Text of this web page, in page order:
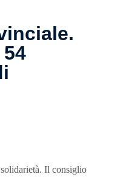
Il consiglio